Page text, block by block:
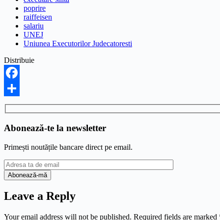
poprire
raiffeisen
salariu
UNEJ
Uniunea Executorilor Judecatoresti
Distribuie
Facebook
Share
Abonează-te la newsletter
Primești noutățile bancare direct pe email.
Leave a Reply
Your email address will not be published. Required fields are marked